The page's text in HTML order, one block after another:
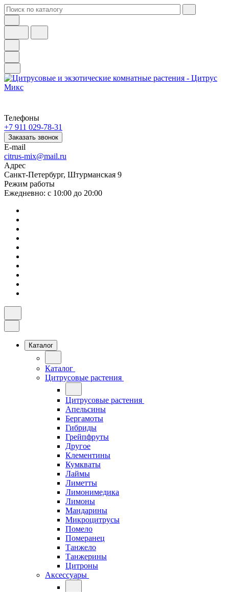
Телефоны
+7 911 029-78-31
Заказать звонок
E-mail
citrus-mix@mail.ru
Адрес
Санкт-Петербург, Штурманская 9
Режим работы
Ежедневно: с 10:00 до 20:00
Каталог
Каталог
Цитрусовые растения
Цитрусовые растения
Апельсины
Бергамоты
Гибриды
Грейпфруты
Другое
Клементины
Кумкваты
Лаймы
Лиметты
Лимонимедика
Лимоны
Мандарины
Микроцитрусы
Помело
Померанец
Танжело
Танжерины
Цитроны
Аксессуары